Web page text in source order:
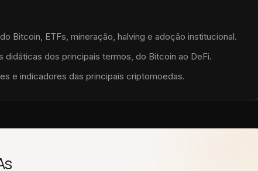
Bitcoin, ETFs, mineração, halving e adoção institucional.
dos principais termos, do Bitcoin ao DeFi.
e indicadores das principais criptomoedas.